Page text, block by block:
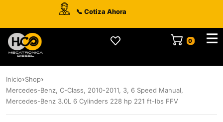
📞 Cotiza Ahora
0
Inicio Shop
Mercedes-Benz, C-Class, 2010-2011, 3, 6 Speed Manual,
Mercedes-Benz 3.0L 6 Cylinders 228 hp 221 ft-lbs FFV